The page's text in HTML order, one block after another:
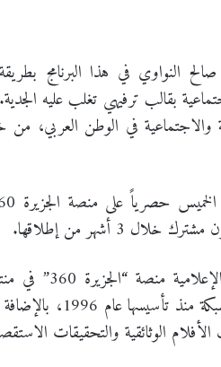
النواوي في هذا البرنامج
بقالب ترفيهي تغلب عليه الجدية.
والاجتماعية في الوطن العربي،
وقد أطلقت
الطلب، تضم أرشيفًا
الوثائقية والتحقيقات